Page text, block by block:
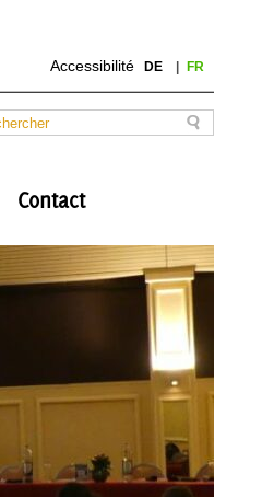
Accessibilité DE FR
Contact